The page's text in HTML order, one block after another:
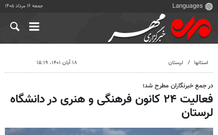
جمعه ۱۶ مرداد ۱۴۰۵
استانها لرستان ۱۸ آبان ۱۴۰۱، ۱۵:۱۹
در جمع خبرنگاران مطرح شد؛
فعالیت ۲۴ کانون فرهنگی و هنری در دانشگاه
لرستان